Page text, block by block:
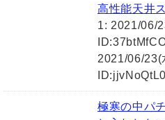
高性能天井
1: 2021/06/
2021/06/23(
極寒の中パ